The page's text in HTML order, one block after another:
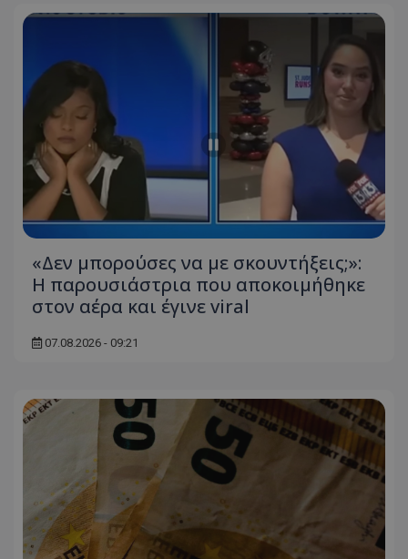
«Δεν μπορούσες να με σκουντήξεις;»:
Η παρουσιάστρια που αποκοιμήθηκε
στον αέρα και έγινε viral
07.08.2026 - 09:21